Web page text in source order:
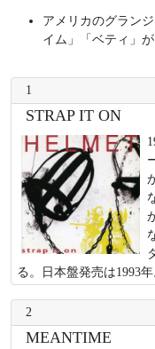
アメリカのグラン
イム」「ベティ」が
1
STRAP IT ON
る。日本盤発売は1993年
2
MEANTIME